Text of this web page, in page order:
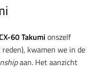
60 Takumi onszelf
kwamen we in de
aan. Het aanzicht